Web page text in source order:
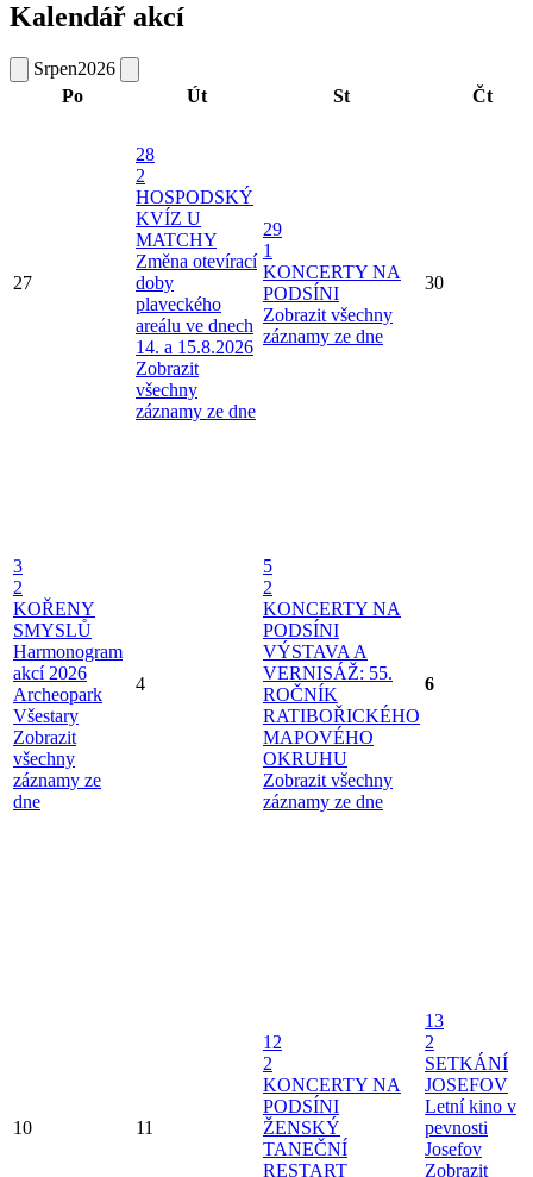
Kalendář akcí
Srpen2026
Po
Út St Čt
27
28
2
HOSPODSKÝ
KVÍZ U
MATCHY
Změna otevírací
doby
plaveckého
areálu ve dnech
14. a 15.8.2026
Zobrazit
všechny
záznamy ze dne
29
1
KONCERTY NA
PODSÍNI
Zobrazit všechny
záznamy ze dne
30
3
2
KOŘENY
SMYSLŮ
Harmonogram
akcí 2026
Archeopark
Všestary
Zobrazit
všechny
záznamy ze
dne
4
5
2
KONCERTY NA
PODSÍNI
VÝSTAVA A
VERNISÁŽ: 55.
ROČNÍK
RATIBOŘICKÉHO
MAPOVÉHO
OKRUHU
Zobrazit všechny
záznamy ze dne
6
10 11
12
2
KONCERTY NA
PODSÍNI
ŽENSKÝ
TANEČNÍ
RESTART
13
2
SETKÁNÍ
JOSEFOV
Letní kino v
pevnosti
Josefov
Zobrazit